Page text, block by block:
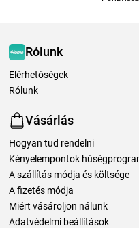
Rólunk
Elérhetőségek
Rólunk
Vásárlás
Hogyan tud rendelni
Kényelempontok
A szállítás módja és költsége
A fizetés módja
Miért vásároljon nálunk
Adatvédelmi beállítások